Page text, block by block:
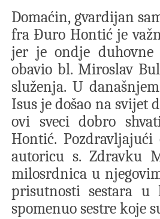
Domaćin, gvardijan
fra Đuro Hontić je
jer je ondje duhovne
obavio bl. Miroslav
služenja. U
Isus je došao na svijet
ovi sveci dobro
Hontić. Pozdravljajući
autoricu s. Zdravku
milosrdnica u
prisutnosti sestara u
spomenuo sestre koje